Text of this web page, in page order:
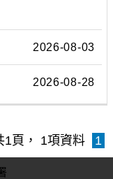
2026-08-03
2026-08-28
1頁， 1項資料 1